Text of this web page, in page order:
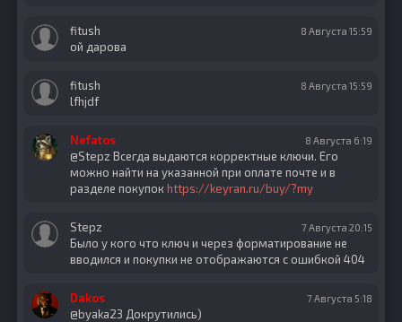
fitush 8 Августа 15:59
ой дарова
fitush 8 Августа 15:59
lfhjdf
Nefatos 8 Августа 6:19
@Stepz Всегда выдаются корректные ключи. Его
можно найти на указанной при оплате почте и в
разделе покупок https://keyran.ru/buy/?my
Stepz 7 Августа 20:15
Было у кого что ключ и через форматирование не
вводился и покупки не отображаются с ошибкой 404
Dakos 7 Августа 5:18
@byaka23 Докрутились)